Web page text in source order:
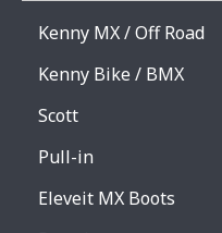
Kenny MX / Off Road
Kenny Bike / BMX
Scott
Pull-in
Eleveit MX Boots